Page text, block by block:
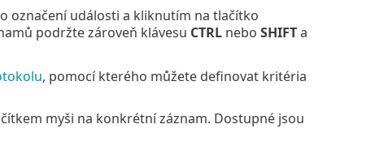
označení události a kliknutím na tlačítko
podržte zároveň klávesu CTRLnebo SHIFTa
, pomocí kterého můžete definovat kritéria
myši na konkrétní záznam. Dostupné jsou